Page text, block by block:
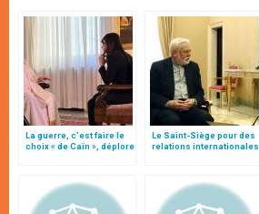
La guerre, c’est faire le
choix « de Caïn », déplore
Le Saint-Siège pour des
relations internationales